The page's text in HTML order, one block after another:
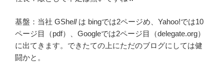
基盤：当社 GShellは bingでは2ページめ、Yahoo!では10
ページ目（pdf）、Googleでは2ページ目（delegate.org）
に出てきます。できたての上にただのブログにしては健
闘かと。